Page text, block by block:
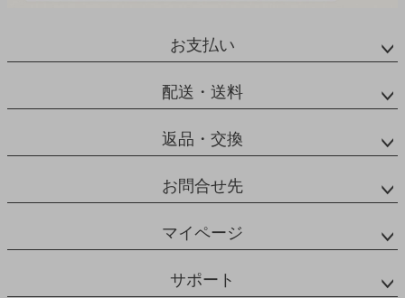
お支払い
配送・送料
返品・交換
お問合せ先
マイページ
サポート